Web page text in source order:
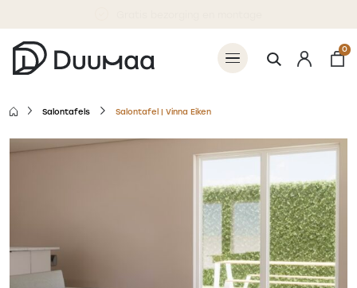
0
Salontafels Salontafel | Vinna Eiken